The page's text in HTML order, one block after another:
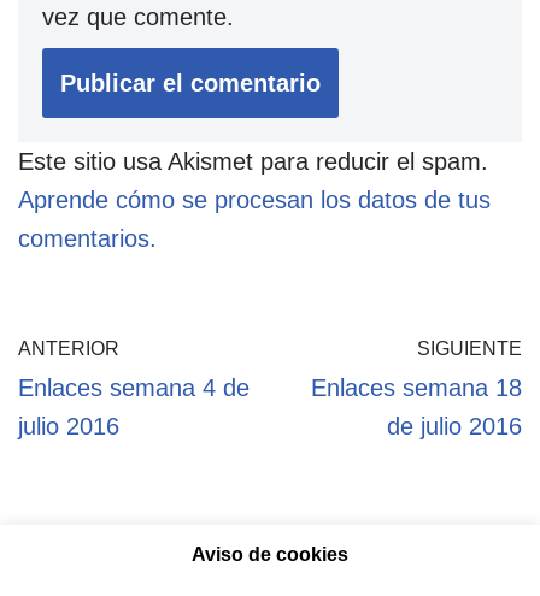
vez que comente.
Este sitio usa Akismet para reducir el spam.
Aprende cómo se procesan los datos de tus
comentarios.
ANTERIOR
Enlaces semana 4 de
julio 2016
SIGUIENTE
Enlaces semana 18
de julio 2016
Aviso de cookies